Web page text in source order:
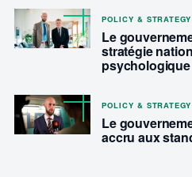
POLICY &
Le
stratégie
psychologique
POLICY &
Le
accru aux